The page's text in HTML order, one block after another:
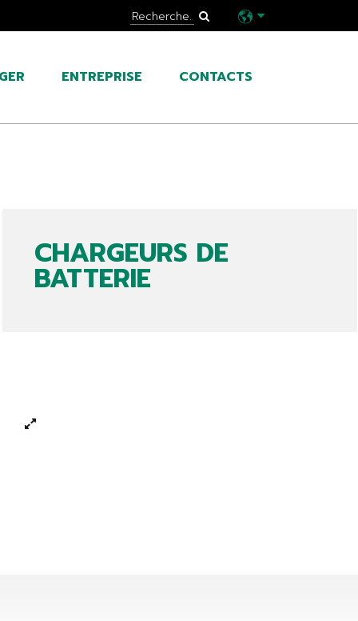
ENTREPRISE CONTACTS
CHARGEURS DE
BATTERIE